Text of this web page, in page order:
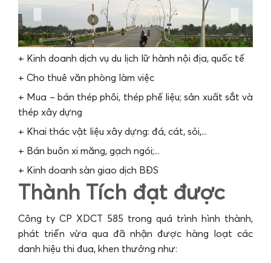
+ Kinh doanh dịch vụ du lịch lữ hành nội địa, quốc tế
+ Cho thuê văn phòng làm việc
+ Mua – bán thép phôi, thép phế liệu; sản xuất sắt và
thép xây dựng
+ Khai thác vật liệu xây dựng: đá, cát, sỏi,...
+ Bán buôn xi măng, gạch ngói;...
+ Kinh doanh sàn giao dịch BĐS
Thành Tích đạt được
Công ty CP XDCT 585 trong quá trình hình thành,
phát triển vừa qua đã nhận được hàng loạt các
danh hiệu thi đua, khen thưởng như: